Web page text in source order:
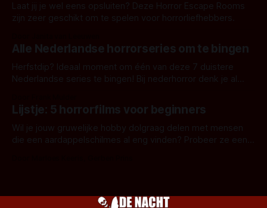
Laat jij je wel eens opsluiten? Deze Horror Escape Rooms
zijn zeer geschikt om te spelen voor horrorliefhebbers.
Alle Nederlandse horrorseries om te bingen
Herfstdip? Ideaal moment om één van deze 7 duistere
Nederlandse series te bingen! Bij nederhorror denk je al
Amsterdamned of The Johnsons. Maar Nederlandse horror
is niet beperkt tot films. Hier een aantal Nederlandse tv-
series uit het duistere of horrorgenre. Als
Lijstje: 5 horrorfilms voor beginners
Wil je jouw gruwelijke hobby dolgraag delen met mensen
die een aardappelschilmes al eng vinden? Probeer ze eens